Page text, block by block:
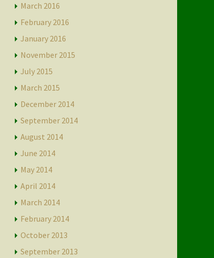
March 2016
February 2016
January 2016
November 2015
July 2015
March 2015
December 2014
September 2014
August 2014
June 2014
May 2014
April 2014
March 2014
February 2014
October 2013
September 2013